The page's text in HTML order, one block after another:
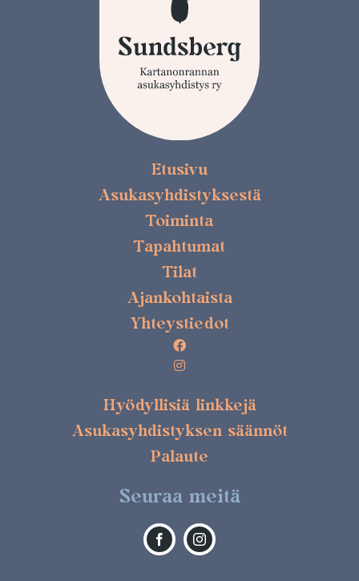
Etusivu
Asukasyhdistyksestä
Toiminta
Tapahtumat
Tilat
Ajankohtaista
Yhteystiedot
Hyödyllisiä linkkejä
Asukasyhdistyksen säännöt
Palaute
Seuraa meitä